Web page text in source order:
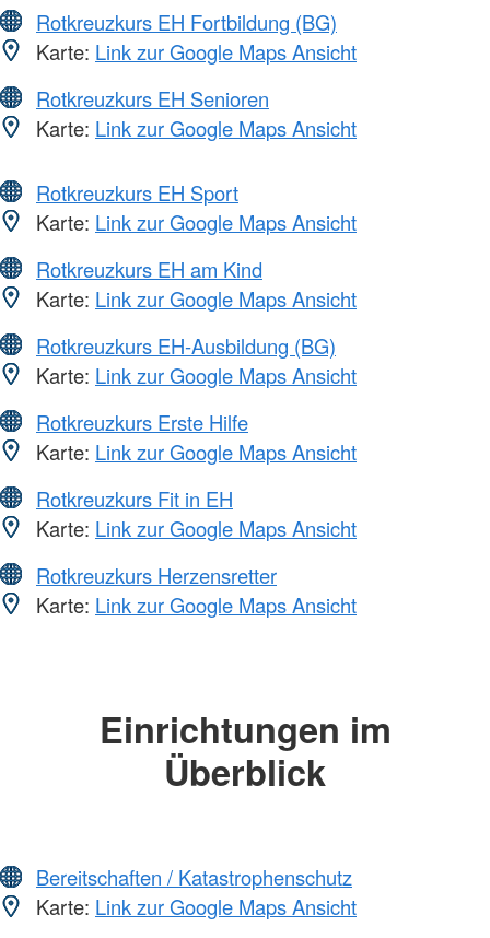
Rotkreuzkurs EH Fortbildung (BG)
Karte: Link zur Google Maps Ansicht
Rotkreuzkurs EH Senioren
Karte: Link zur Google Maps Ansicht
Rotkreuzkurs EH Sport
Karte: Link zur Google Maps Ansicht
Rotkreuzkurs EH am Kind
Karte: Link zur Google Maps Ansicht
Rotkreuzkurs EH-Ausbildung (BG)
Karte: Link zur Google Maps Ansicht
Rotkreuzkurs Erste Hilfe
Karte: Link zur Google Maps Ansicht
Rotkreuzkurs Fit in EH
Karte: Link zur Google Maps Ansicht
Rotkreuzkurs Herzensretter
Karte: Link zur Google Maps Ansicht
Einrichtungen im
Überblick
Bereitschaften / Katastrophenschutz
Karte: Link zur Google Maps Ansicht